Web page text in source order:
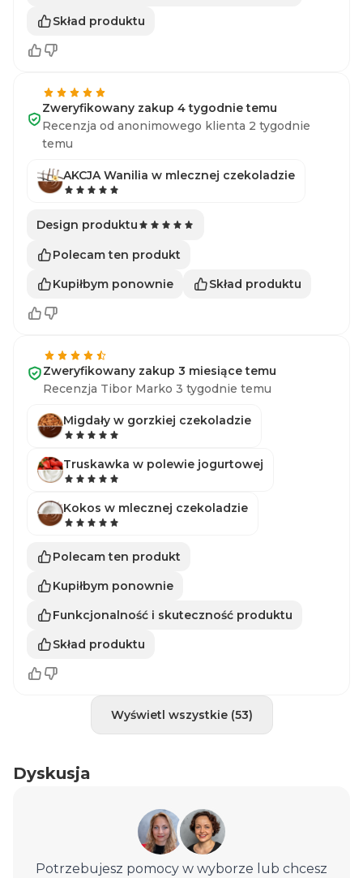
Skład produktu
Zweryfikowany zakup 4 tygodnie temu
Recenzja od anonimowego klienta 2 tygodnie
temu
AKCJA Wanilia w mlecznej czekoladzie
Design produktu
Polecam ten produkt
Kupiłbym ponownie
Skład produktu
Zweryfikowany zakup 3 miesiące temu
Recenzja Tibor Marko 3 tygodnie temu
Migdały w gorzkiej czekoladzie
Truskawka w polewie jogurtowej
Kokos w mlecznej czekoladzie
Polecam ten produkt
Kupiłbym ponownie
Funkcjonalność i skuteczność produktu
Skład produktu
Wyświetl wszystkie (53)
Dyskusja
Potrzebujesz pomocy w wyborze lub chcesz